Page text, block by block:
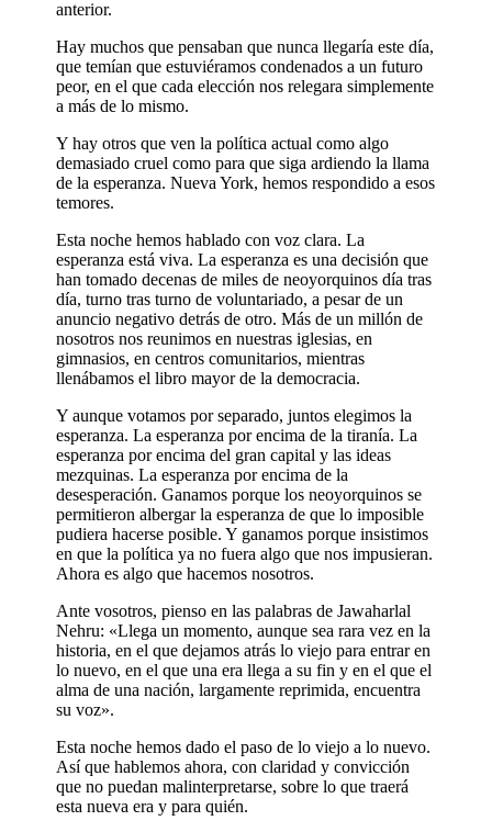
anterior.
Hay muchos que pensaban que nunca llegaría este día,
que temían que estuviéramos condenados a un futuro
peor, en el que cada elección nos relegara simplemente
a más de lo mismo.
Y hay otros que ven la política actual como algo
demasiado cruel como para que siga ardiendo la llama
de la esperanza. Nueva York, hemos respondido a esos
temores.
Esta noche hemos hablado con voz clara. La
esperanza está viva. La esperanza es una decisión que
han tomado decenas de miles de neoyorquinos día tras
día, turno tras turno de voluntariado, a pesar de un
anuncio negativo detrás de otro. Más de un millón de
nosotros nos reunimos en nuestras iglesias, en
gimnasios, en centros comunitarios, mientras
llenábamos el libro mayor de la democracia.
Y aunque votamos por separado, juntos elegimos la
esperanza. La esperanza por encima de la tiranía. La
esperanza por encima del gran capital y las ideas
mezquinas. La esperanza por encima de la
desesperación. Ganamos porque los neoyorquinos se
permitieron albergar la esperanza de que lo imposible
pudiera hacerse posible. Y ganamos porque insistimos
en que la política ya no fuera algo que nos impusieran.
Ahora es algo que hacemos nosotros.
Ante vosotros, pienso en las palabras de Jawaharlal
Nehru: «Llega un momento, aunque sea rara vez en la
historia, en el que dejamos atrás lo viejo para entrar en
lo nuevo, en el que una era llega a su fin y en el que el
alma de una nación, largamente reprimida, encuentra
su voz».
Esta noche hemos dado el paso de lo viejo a lo nuevo.
Así que hablemos ahora, con claridad y convicción
que no puedan malinterpretarse, sobre lo que traerá
esta nueva era y para quién.